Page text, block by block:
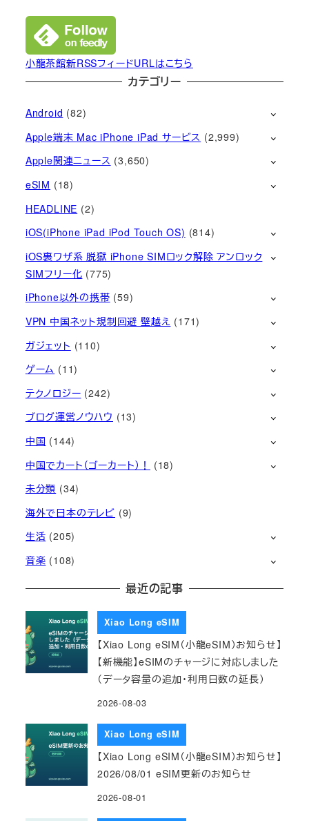
小龍茶館新RSSフィードURLはこちら
カテゴリー
Android (82)
Apple端末 Mac iPhone iPad サービス (2,999)
Apple関連ニュース (3,650)
eSIM (18)
HEADLINE (2)
iOS(iPhone iPad iPod Touch OS) (814)
iOS裏ワザ系 脱獄 iPhone SIMロック解除 アンロック
SIMフリー化 (775)
iPhone以外の携帯 (59)
VPN 中国ネット規制回避 壁越え (171)
ガジェット (110)
ゲーム (11)
テクノロジー (242)
ブログ運営ノウハウ (13)
中国 (144)
中国でカート（ゴーカート）！
(18)
未分類 (34)
海外で日本のテレビ (9)
生活 (205)
音楽 (108)
最近の記事
Xiao Long eSIM
【Xiao Long eSIM（小龍eSIM）お知らせ】
【新機能】eSIMのチャージに対応しました
（データ容量の追加・利用日数の延長）
2026-08-03
Xiao Long eSIM
【Xiao Long eSIM（小龍eSIM）お知らせ】
2026/08/01 eSIM更新のお知らせ
2026-08-01